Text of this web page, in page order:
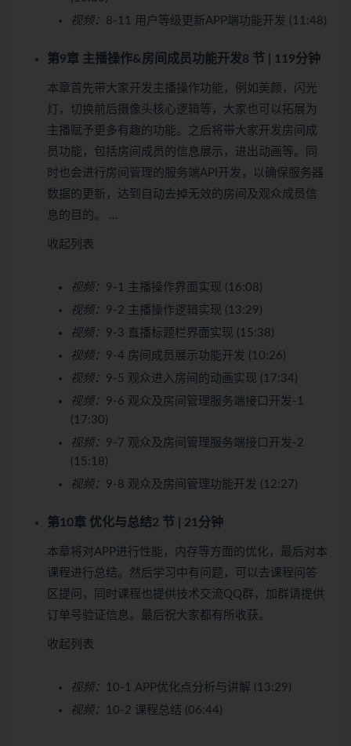
视频： 8-11 用户等级更新APP端功能开发 (11:48)
第9章 主播操作&房间成员功能开发8 节 | 119分钟
本章首先带大家开发主播操作功能，例如美颜，闪光
灯，切换前后摄像头核心逻辑等，大家也可以拓展为
主播赋予更多有趣的功能。之后将带大家开发房间成
员功能，包括房间成员的信息展示，进出动画等。同
时也会进行房间管理的服务端API开发，以确保服务器
数据的更新，达到自动去掉无效的房间及观众成员信
息的目的。 …
收起列表
视频： 9-1 主播操作界面实现 (16:08)
视频： 9-2 主播操作逻辑实现 (13:29)
视频： 9-3 直播标题栏界面实现 (15:38)
视频： 9-4 房间成员展示功能开发 (10:26)
视频： 9-5 观众进入房间的动画实现 (17:34)
视频： 9-6 观众及房间管理服务端接口开发-1
(17:30)
视频： 9-7 观众及房间管理服务端接口开发-2
(15:18)
视频： 9-8 观众及房间管理功能开发 (12:27)
第10章 优化与总结2 节 | 21分钟
本章将对APP进行性能，内存等方面的优化，最后对本
课程进行总结。然后学习中有问题，可以去课程问答
区提问，同时课程也提供技术交流QQ群，加群请提供
订单号验证信息。最后祝大家都有所收获。
收起列表
视频：
10-1 APP优化点分析与讲解 (13:29)
视频：
10-2 课程总结 (06:44)